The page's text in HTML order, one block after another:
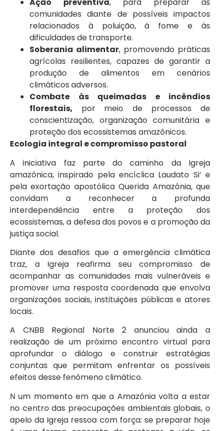
Ação preventiva, para preparar as
comunidades diante de possíveis impactos
relacionados à poluição, à fome e às
dificuldades de transporte.
Soberania alimentar, promovendo práticas
agrícolas resilientes, capazes de garantir a
produção de alimentos em cenários
climáticos adversos.
Combate às queimadas e incêndios
florestais, por meio de processos de
conscientização, organização comunitária e
proteção dos ecossistemas amazônicos.
Ecologia integral e compromisso pastoral
A iniciativa faz parte do caminho da Igreja
amazônica, inspirado pela encíclica Laudato Si’ e
pela exortação apostólica Querida Amazônia, que
convidam a reconhecer a profunda
interdependência entre a proteção dos
ecossistemas, a defesa dos povos e a promoção da
justiça social.
Diante dos desafios que a emergência climática
traz, a Igreja reafirma seu compromisso de
acompanhar as comunidades mais vulneráveis e
promover uma resposta coordenada que envolva
organizações sociais, instituições públicas e atores
locais.
A CNBB Regional Norte 2 anunciou ainda a
realização de um próximo encontro virtual para
aprofundar o diálogo e construir estratégias
conjuntas que permitam enfrentar os possíveis
efeitos desse fenômeno climático.
N um momento em que a Amazônia volta a estar
no centro das preocupações ambientais globais, o
apelo da Igreja ressoa com força: se preparar hoje